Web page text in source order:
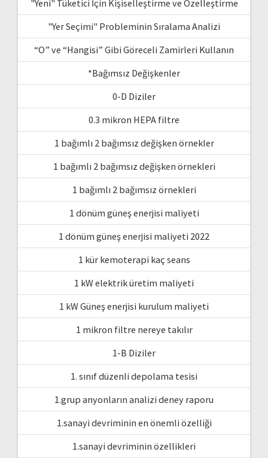
"Yeni" Tüketici İçin Kişiselleştirme ve Özelleştirme
"Yer Seçimi" Probleminin Sıralama Analizi
“O” ve “Hangisi” Gibi Göreceli Zamirleri Kullanın
*Bağımsız Değişkenler
0-D Diziler
0.3 mikron HEPA filtre
1 bağımlı 2 bağımsız değişken örnekler
1 bağımlı 2 bağımsız değişken örnekleri
1 bağımlı 2 bağımsız örnekleri
1 dönüm güneş enerjisi maliyeti
1 dönüm güneş enerjisi maliyeti 2022
1 kür kemoterapi kaç seans
1 kW elektrik üretim maliyeti
1 kW Güneş enerjisi kurulum maliyeti
1 mikron filtre nereye takılır
1-B Diziler
1. sınıf düzenli depolama tesisi
1.grup anyonların analizi deney raporu
1.sanayi devriminin en önemli özelliği
1.sanayi devriminin özellikleri